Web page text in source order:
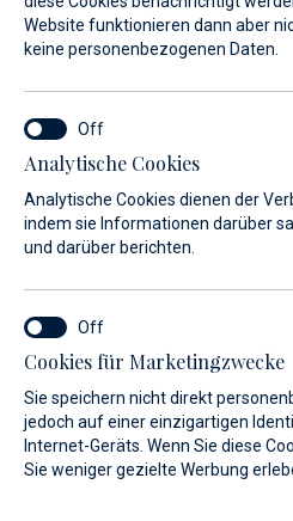
Unser offizieller
Fahrgebiet Kroatien
erfolgreichen
wurde im Jahr 2023
Intelligentes Bauen und Kaufen
Kompromisse bei der Qualität.
Maxima Boats über ein gutes
wettbewerbsfähigen Preis.
TYP
Website funktionieren dann aber
keine personenbezogenen Daten.
Analytische Cookies
Analytische Cookies dienen der
indem sie Informationen darüber
und darüber berichten.
Cookies für Marketingzwecke
Sie speichern nicht direkt
jedoch auf einer einzigartigen
Internet-Geräts. Wenn Sie diese
Sie weniger gezielte Werbung